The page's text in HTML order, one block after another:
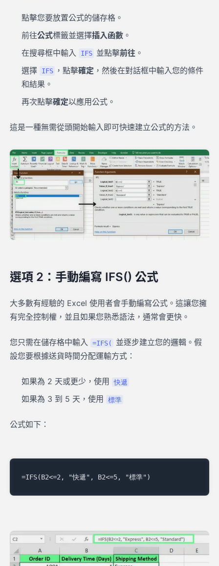
點擊您要放置公式的儲存格。
前往公式標籤並選擇插入函數 。
在搜尋框中輸入
IFS 並點擊前往 。
選擇
IFS ，點擊確定 ，然後在對話框中輸入您的條件
和結果。
再次點擊確定以應用公式。
這是一種無需從頭開始輸入即可快速建立公式的方法。
選項 2：手動編寫 IFS() 公式
大多數有經驗的 Excel 使用者會手動編寫公式。這讓您擁
有完全控制權，並且如果您熟悉語法，通常會更快。
您只需在儲存格中輸入 =IFS(
並逐步建立您的邏輯。假
設您要根據送貨時間分配運輸方式：
如果為 2 天或更少，使用 快遞
如果為 3 到 5 天，使用 標準
公式如下：